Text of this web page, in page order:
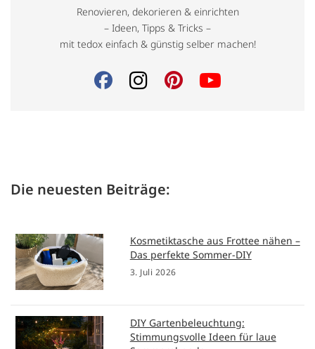
Renovieren, dekorieren & einrichten
– Ideen, Tipps & Tricks –
mit tedox einfach & günstig selber machen!
Die neuesten Beiträge:
Kosmetiktasche aus Frottee nähen –
Das perfekte Sommer-DIY
3. Juli 2026
DIY Gartenbeleuchtung:
Stimmungsvolle Ideen für laue